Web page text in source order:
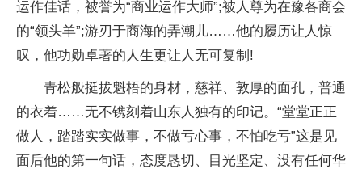
运作佳话，被誉为“商业运作大师”;被人尊为在豫各商会
的“领头羊”;游刃于商海的弄潮儿……他的履历让人惊
叹，他功勋卓著的人生更让人无可复制!
青松般挺拔魁梧的身材，慈祥、敦厚的面孔，普通
的衣着……无不镌刻着山东人独有的印记。“堂堂正正
做人，踏踏实实做事，不做亏心事，不怕吃亏”这是见
面后他的第一句话，态度恳切、目光坚定、没有任何华